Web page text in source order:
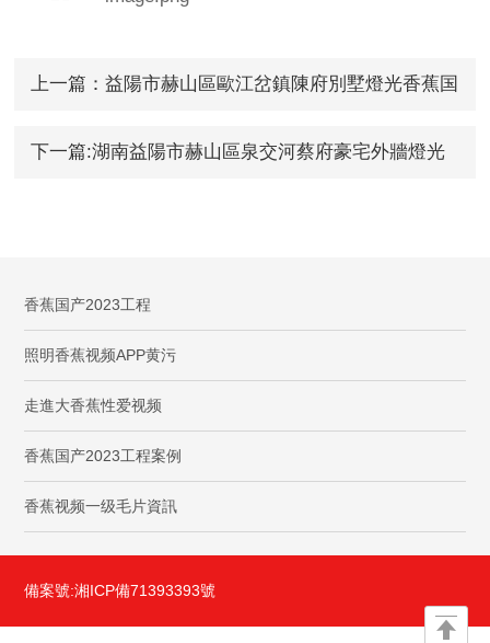
上一篇：益陽市赫山區歐江岔鎮陳府別墅燈光香蕉国
下一篇:湖南益陽市赫山區泉交河蔡府豪宅外牆燈光
香蕉国产2023工程
照明香蕉视频APP黄污
走進大香蕉性爱视频
香蕉国产2023工程案例
香蕉视频一级毛片資訊
備案號:湘ICP備71393393號